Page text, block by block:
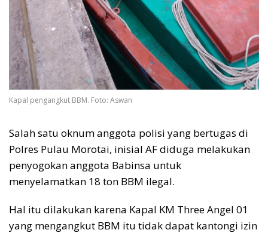
Kapal pengangkut BBM. Foto: Aswan
Salah satu oknum anggota polisi yang bertugas di
Polres Pulau Morotai, inisial AF diduga melakukan
penyogokan anggota Babinsa untuk
menyelamatkan 18 ton BBM ilegal.
Hal itu dilakukan karena Kapal KM Three Angel 01
yang mengangkut BBM itu tidak dapat kantongi izin